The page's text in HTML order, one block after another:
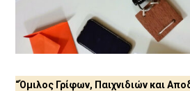
“Όμιλος Γρίφων, Παιχνιδιών και